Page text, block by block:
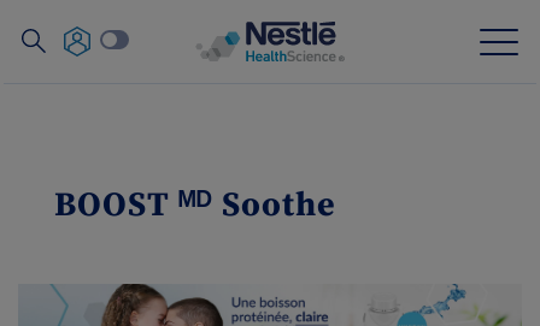
Recherche
À propos de nous
BOOST ᴹᴰ Soothe